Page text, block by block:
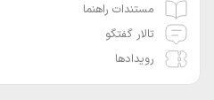
مستندات راهنما
تالار گفتگو
رویدادها